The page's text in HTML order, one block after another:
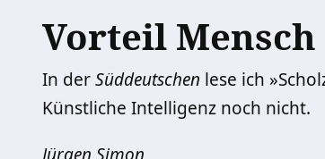
Vorteil Mensch
In derSüddeutschen lese ich
Künstliche Intelligenz noch nicht.